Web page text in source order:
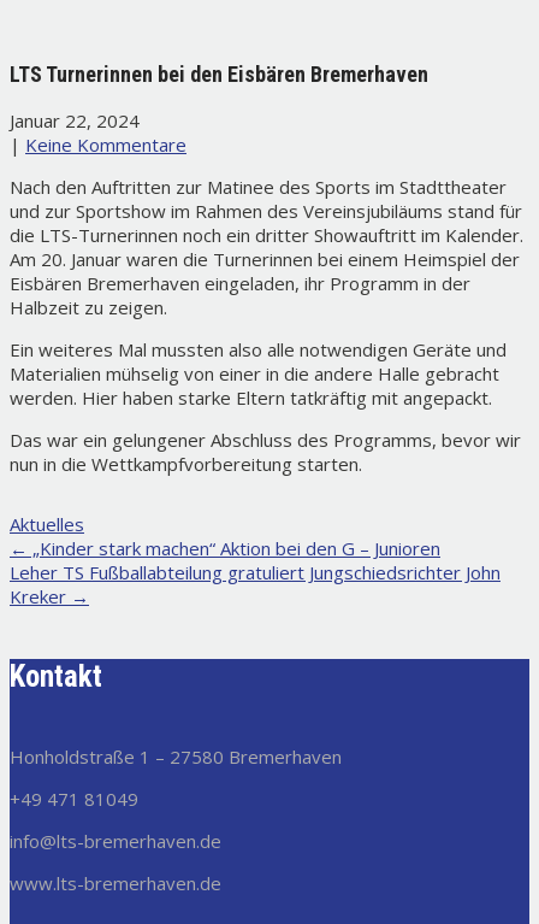
LTS Turnerinnen bei den Eisbären Bremerhaven
Januar 22, 2024
| Keine Kommentare
Nach den Auftritten zur Matinee des Sports im Stadttheater
und zur Sportshow im Rahmen des Vereinsjubiläums stand für
die LTS-Turnerinnen noch ein dritter Showauftritt im Kalender.
Am 20. Januar waren die Turnerinnen bei einem Heimspiel der
Eisbären Bremerhaven eingeladen, ihr Programm in der
Halbzeit zu zeigen.
Ein weiteres Mal mussten also alle notwendigen Geräte und
Materialien mühselig von einer in die andere Halle gebracht
werden. Hier haben starke Eltern tatkräftig mit angepackt.
Das war ein gelungener Abschluss des Programms, bevor wir
nun in die Wettkampfvorbereitung starten.
Aktuelles
Post
navigation
← „Kinder stark machen“ Aktion bei den G – Junioren
Leher TS Fußballabteilung gratuliert Jungschiedsrichter John
Kreker →
Kontakt
Honholdstraße 1 – 27580 Bremerhaven
+49 471 81049
info@lts-bremerhaven.de
www.lts-bremerhaven.de